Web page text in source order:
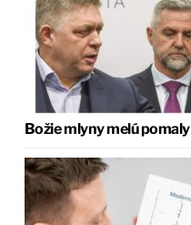
Božie mlyny melú pomaly